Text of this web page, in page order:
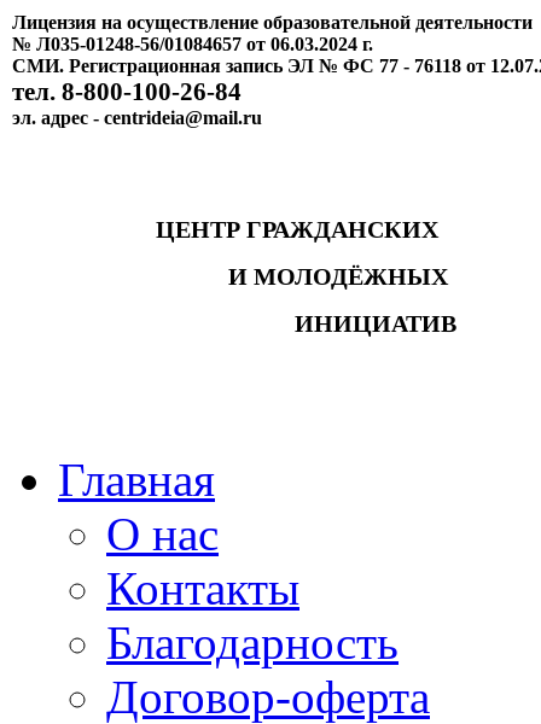
Лицензия на осуществление образовательной деятельности
№ Л035-01248-56/01084657 от 06.03.2024 г.
СМИ. Регистрационная запись ЭЛ № ФС 77 - 76118 от
тел. 8-800-100-26-84
эл. адрес - centrideia@mail.ru
ЦЕНТР ГРАЖДАНСКИХ
И МОЛОДЁЖНЫХ
ИНИЦИАТИВ
Главная
О нас
Контакты
Благодарность
Договор-оферта